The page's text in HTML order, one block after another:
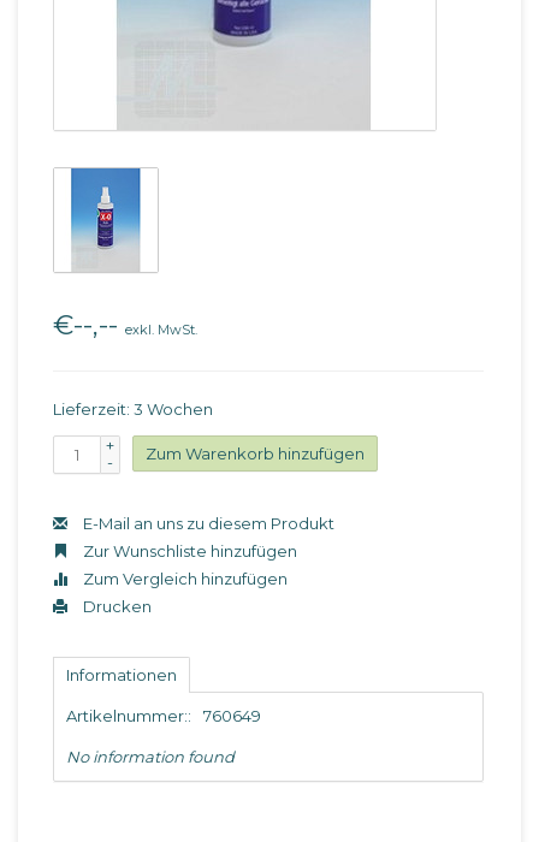
€--,-- exkl. MwSt.
Lieferzeit: 3 Wochen
+
-
Zum Warenkorb hinzufügen
E-Mail an uns zu diesem Produkt
Zur Wunschliste hinzufügen
Zum Vergleich hinzufügen
Drucken
Informationen
Artikelnummer:: 760649
No information found